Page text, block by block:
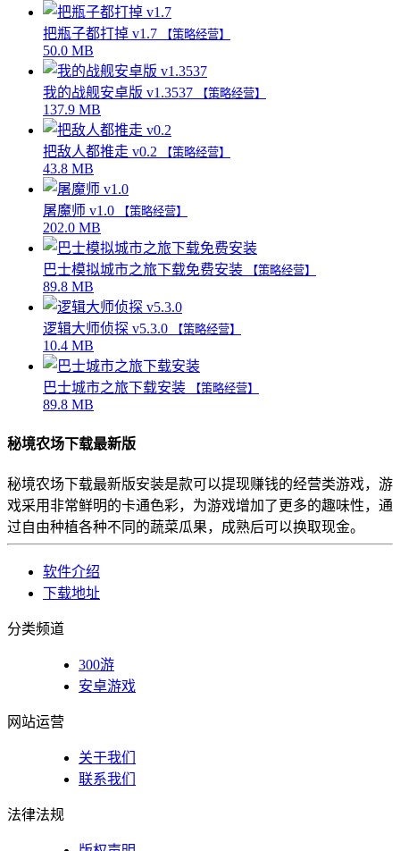
把瓶子都打掉 v1.7 【策略经营】
50.0 MB
我的战舰安卓版 v1.3537 【策略经营】
137.9 MB
把敌人都推走 v0.2 【策略经营】
43.8 MB
屠魔师 v1.0 【策略经营】
202.0 MB
巴士模拟城市之旅下载免费安装 【策略经营】
89.8 MB
逻辑大师侦探 v5.3.0 【策略经营】
10.4 MB
巴士城市之旅下载安装 【策略经营】
89.8 MB
秘境农场下载最新版
秘境农场下载最新版安装是款可以提现赚钱的经营类游戏，游
戏采用非常鲜明的卡通色彩，为游戏增加了更多的趣味性，通
过自由种植各种不同的蔬菜瓜果，成熟后可以换取现金。
软件介绍
下载地址
分类频道
300游
安卓游戏
网站运营
关于我们
联系我们
法律法规